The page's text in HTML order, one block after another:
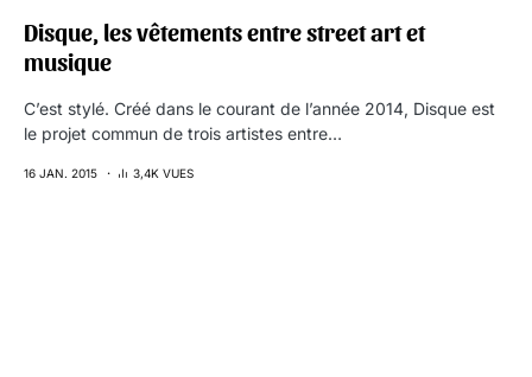
Disque, les vêtements entre street art et
musique
C’est stylé. Créé dans le courant de l’année 2014, Disque est
le projet commun de trois artistes entre…
16 JAN. 2015 3,4K VUES